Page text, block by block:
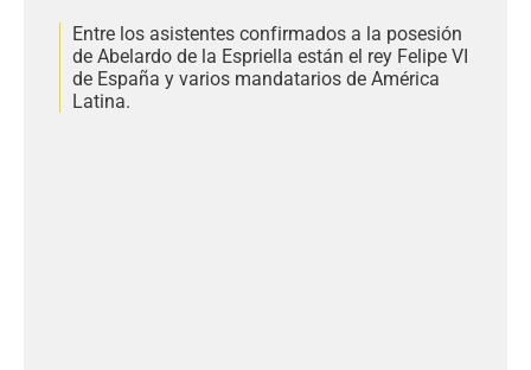
Entre los asistentes confirmados a la posesión
de Abelardo de la Espriella están el rey Felipe VI
de España y varios mandatarios de América
Latina.